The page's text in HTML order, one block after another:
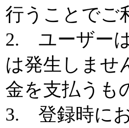
行うことでご
2. ユーザー
は発生しませ
金を支払うも
3. 登録時に